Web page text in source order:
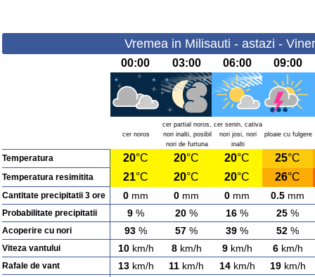
Vremea in Milisauti - astazi -
00:00 03:00 06:00 09:00
cer noros
cer partial noros,
nori inalti, posibil
nori de furtuna
cer senin, cativa
nori josi, nori
inalti
ploaie cu fulgere
Temperatura 20°C 20°C 20°C 25°C
Temperatura resimitita 21°C 20°C 20°C 26°C
Cantitate precipitatii 3 ore 0 mm 0 mm 0 mm 0.5 mm
Probabilitate precipitatii 9 % 20 % 16 % 25 %
Acoperire cu nori 93 % 57 % 39 % 52 %
Viteza vantului 10km/h 8km/h 9km/h 6km/h
Rafale de vant 13km/h 11 km/h 14km/h 19km/h